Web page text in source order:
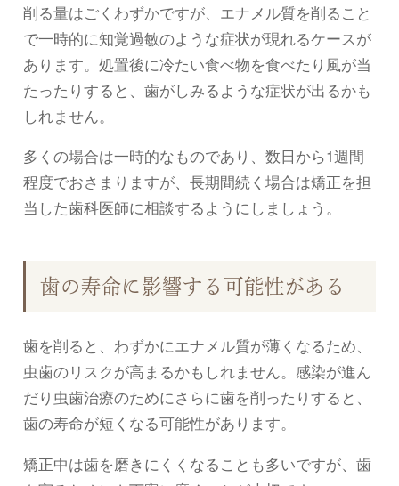
削る量はごくわずかですが、エナメル質を削ること
で一時的に知覚過敏のような症状が現れるケースが
あります。処置後に冷たい食べ物を食べたり風が当
たったりすると、歯がしみるような症状が出るかも
しれません。
多くの場合は一時的なものであり、数日から1週間
程度でおさまりますが、長期間続く場合は矯正を担
当した歯科医師に相談するようにしましょう。
歯の寿命に影響する可能性がある
歯を削ると、わずかにエナメル質が薄くなるため、
虫歯のリスクが高まるかもしれません。感染が進ん
だり虫歯治療のためにさらに歯を削ったりすると、
歯の寿命が短くなる可能性があります。
矯正中は歯を磨きにくくなることも多いですが、歯